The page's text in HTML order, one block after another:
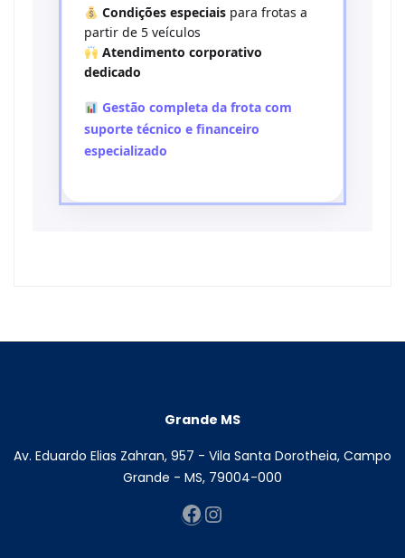
Condições especiaispara frotas a
partir de 5 veículos
Atendimento corporativo
dedicado
Gestão completa da frota com
suporte técnico e financeiro
especializado
Grande MS
Av. Eduardo Elias Zahran, 957 - Vila Santa Dorotheia, Campo
Grande - MS, 79004-000
Facebook
Instagram